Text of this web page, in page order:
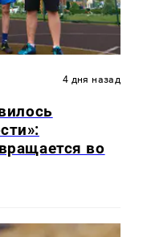
4 дня назад
во